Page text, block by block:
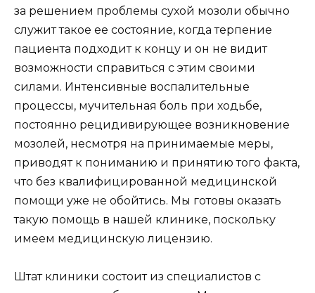
за решением проблемы сухой мозоли обычно
служит такое ее состояние, когда терпение
пациента подходит к концу и он не видит
возможности справиться с этим своими
силами. Интенсивные воспалительные
процессы, мучительная боль при ходьбе,
постоянно рецидивирующее возникновение
мозолей, несмотря на принимаемые меры,
приводят к пониманию и принятию того факта,
что без квалифицированной медицинской
помощи уже не обойтись. Мы готовы оказать
такую помощь в нашей клинике, поскольку
имеем медицинскую лицензию.
Штат клиники состоит из специалистов с